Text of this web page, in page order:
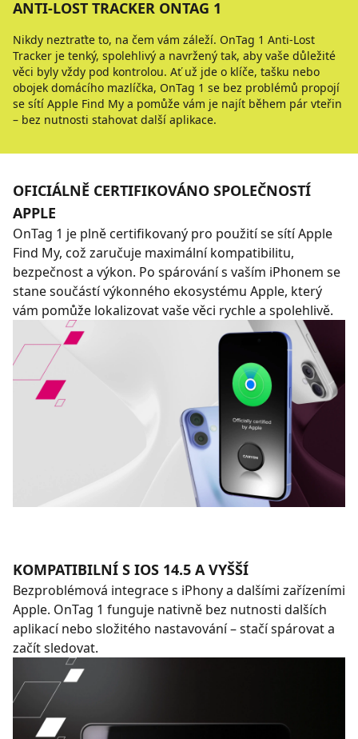
ANTI-LOST TRACKER ONTAG 1
Nikdy neztraťte to, na čem vám záleží. OnTag 1 Anti-Lost
Tracker je tenký, spolehlivý a navržený tak, aby vaše důležité
věci byly vždy pod kontrolou. Ať už jde o klíče, tašku nebo
obojek domácího mazlíčka, OnTag 1 se bez problémů propojí
se sítí Apple Find My a pomůže vám je najít během pár vteřin
– bez nutnosti stahovat další aplikace.
OFICIÁLNĚ CERTIFIKOVÁNO SPOLEČNOSTÍ
APPLE
OnTag 1 je plně certifikovaný pro použití se sítí Apple
Find My, což zaručuje maximální kompatibilitu,
bezpečnost a výkon. Po spárování s vaším iPhonem se
stane součástí výkonného ekosystému Apple, který
vám pomůže lokalizovat vaše věci rychle a spolehlivě.
KOMPATIBILNÍ S IOS 14.5 A VYŠŠÍ
Bezproblémová integrace s iPhony a dalšími zařízeními
Apple. OnTag 1 funguje nativně bez nutnosti dalších
aplikací nebo složitého nastavování – stačí spárovat a
začít sledovat.